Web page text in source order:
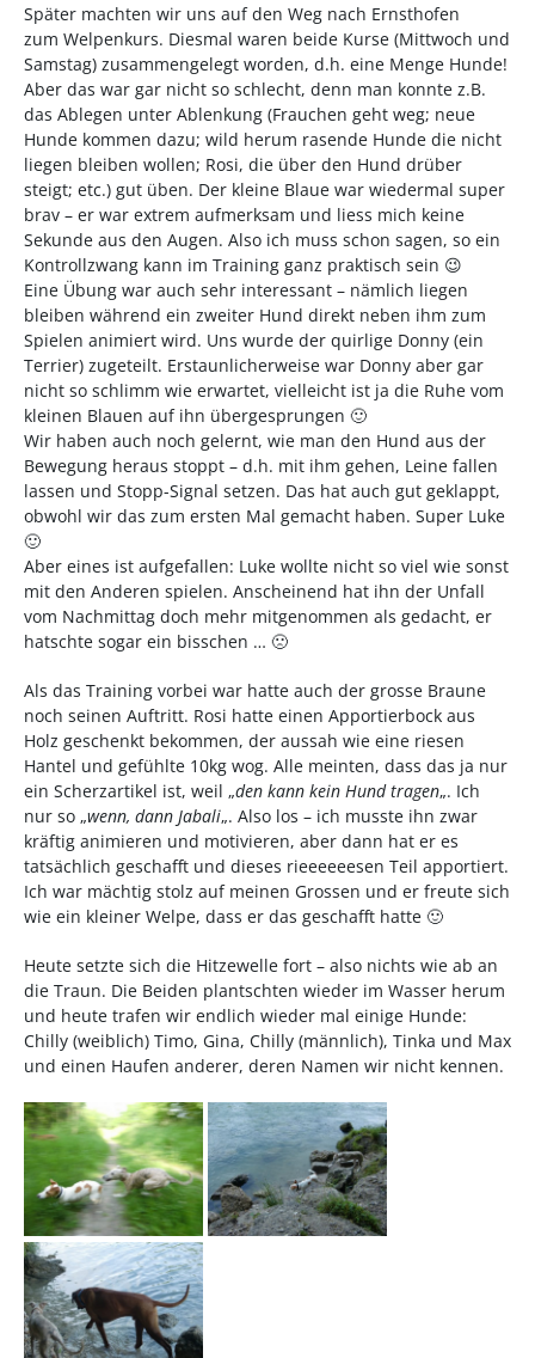
Später machten wir uns auf den Weg nach Ernsthofen
zum Welpenkurs. Diesmal waren beide Kurse (Mittwoch und
Samstag) zusammengelegt worden, d.h. eine Menge Hunde!
Aber das war gar nicht so schlecht, denn man konnte z.B.
das Ablegen unter Ablenkung (Frauchen geht weg; neue
Hunde kommen dazu; wild herum rasende Hunde die nicht
liegen bleiben wollen; Rosi, die über den Hund drüber
steigt; etc.) gut üben. Der kleine Blaue war wiedermal super
brav – er war extrem aufmerksam und liess mich keine
Sekunde aus den Augen. Also ich muss schon sagen, so ein
Kontrollzwang kann im Training ganz praktisch sein 😉
Eine Übung war auch sehr interessant – nämlich liegen
bleiben während ein zweiter Hund direkt neben ihm zum
Spielen animiert wird. Uns wurde der quirlige Donny (ein
Terrier) zugeteilt. Erstaunlicherweise war Donny aber gar
nicht so schlimm wie erwartet, vielleicht ist ja die Ruhe vom
kleinen Blauen auf ihn übergesprungen 🙂
Wir haben auch noch gelernt, wie man den Hund aus der
Bewegung heraus stoppt – d.h. mit ihm gehen, Leine fallen
lassen und Stopp-Signal setzen. Das hat auch gut geklappt,
obwohl wir das zum ersten Mal gemacht haben. Super Luke
🙂
Aber eines ist aufgefallen: Luke wollte nicht so viel wie sonst
mit den Anderen spielen. Anscheinend hat ihn der Unfall
vom Nachmittag doch mehr mitgenommen als gedacht, er
hatschte sogar ein bisschen … 🙁
Als das Training vorbei war hatte auch der grosse Braune
noch seinen Auftritt. Rosi hatte einen Apportierbock aus
Holz geschenkt bekommen, der aussah wie eine riesen
Hantel und gefühlte 10kg wog. Alle meinten, dass das ja nur
ein Scherzartikel ist, weil „den kann kein Hund tragen„. Ich
nur so „wenn, dann Jabali„. Also los – ich musste ihn zwar
kräftig animieren und motivieren, aber dann hat er es
tatsächlich geschafft und dieses rieeeeeesen Teil apportiert.
Ich war mächtig stolz auf meinen Grossen und er freute sich
wie ein kleiner Welpe, dass er das geschafft hatte 🙂
Heute setzte sich die Hitzewelle fort – also nichts wie ab an
die Traun. Die Beiden plantschten wieder im Wasser herum
und heute trafen wir endlich wieder mal einige Hunde:
Chilly (weiblich) Timo, Gina, Chilly (männlich), Tinka und Max
und einen Haufen anderer, deren Namen wir nicht kennen.